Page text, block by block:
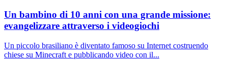
Un bambino di 10 anni con una grande missione:
evangelizzare attraverso i videogiochi
Un piccolo brasiliano è diventato famoso su Internet costruendo
chiese su Minecraft e pubblicando video con il...